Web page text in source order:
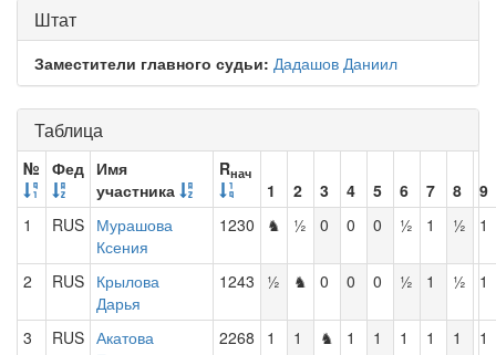
Штат
Заместители главного судьи: Дадашов Даниил
Таблица
№ Фед Имя
участника
Rнач
1 2 3 4 5 6 7 8
9
1
RUS Мурашова
Ксения
1230 ♞ ½ 0 0 0 ½ 1 ½ 1
2 RUS Крылова
Дарья
1243 ½ ♞ 0 0 0 ½ 1 ½ 1
3 RUS Акатова
2268 1 1 ♞ 1 1 1 1 1 1